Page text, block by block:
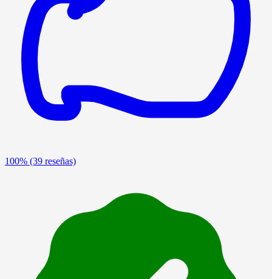
100% (39 reseñas)